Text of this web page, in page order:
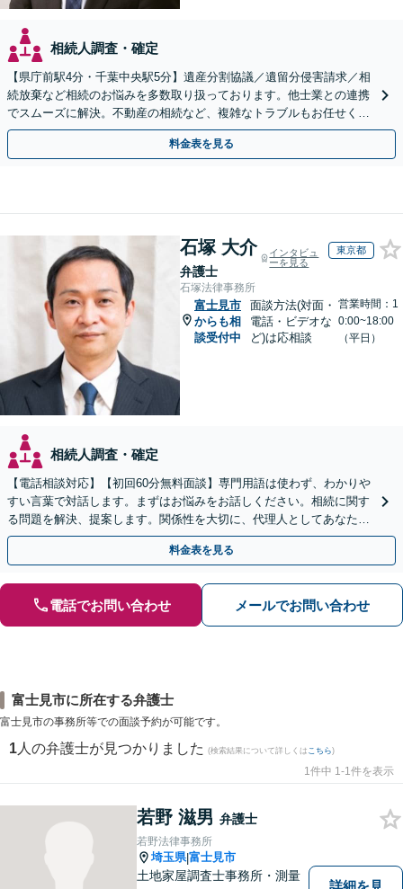
相続人調査・確定
【県庁前駅4分・千葉中央駅5分】遺産分割協議／遺留分侵害請求／相
続放棄など相続のお悩みを多数取り扱っております。他士業との連携
でスムーズに解決。不動産の相続など、複雑なトラブルもお任せくだ
さい。【初回面談相談30分無料】
料金表を見る
石塚 大介
弁護士
インタビュ
ーを見る
東京都
石塚法律事務所
富士見市
からも相
談受付中
面談方法(対面・
電話・ビデオな
ど)は応相談
営業時間：1
0:00~18:00
（平日）
相続人調査・確定
【電話相談対応】【初回60分無料面談】専門用語は使わず、わかりや
すい言葉で対話します。まずはお悩みをお話しください。相続に関す
る問題を解決、提案します。関係性を大切に、代理人としてあなたの
利益を守ります【夜間休日対応】【カード利用可】
料金表を見る
電話でお問い合わせ メールでお問い合わせ
富士見市に所在する弁護士
富士見市の事務所等での面談予約が可能です。
1 人の弁護士が見つかりました (検索結果について詳しくは こちら)
1件中 1-1件を表示
若野 滋男 弁護士
若野法律事務所
埼玉県|富士見市
土地家屋調査士事務所・測量
詳細を見